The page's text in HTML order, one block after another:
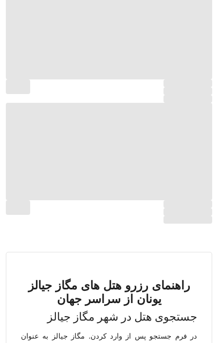
راهنمای رزرو هتل های مگاز جیالز
یونان از سراسر جهان
جستجوی هتل در شهر مگاز جیالز
در فرم جستجو پس از وارد کردن. مگاز جیالز به عنوان